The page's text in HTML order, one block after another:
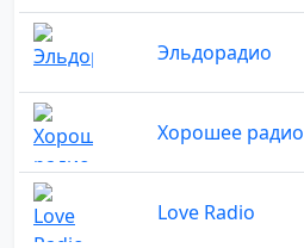
Эльдорадио
Хорошее радио
Love Radio